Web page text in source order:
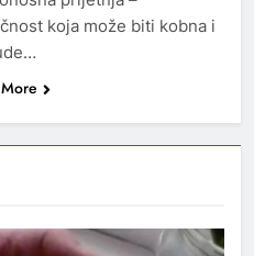
koja može biti kobna i